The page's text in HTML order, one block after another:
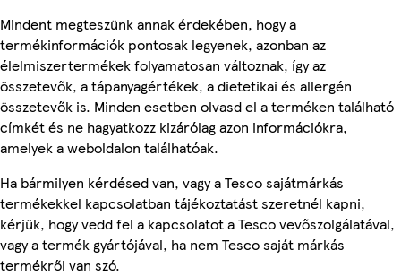
Mindent megteszünk annak érdekében, hogy a
termékinformációk pontosak legyenek, azonban az
élelmiszertermékek folyamatosan változnak, így az
összetevők, a tápanyagértékek, a dietetikai és allergén
összetevők is. Minden esetben olvasd el a terméken található
címkét és ne hagyatkozz kizárólag azon információkra,
amelyek a weboldalon találhatóak.
Ha bármilyen kérdésed van, vagy a Tesco sajátmárkás
termékekkel kapcsolatban tájékoztatást szeretnél kapni,
kérjük, hogy vedd fel a kapcsolatot a Tesco vevőszolgálatával,
vagy a termék gyártójával, ha nem Tesco saját márkás
termékről van szó.